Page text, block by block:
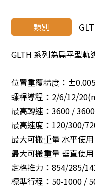
類別
GLTH 系列為扁平型軌
位置重覆精度：
螺桿導程：2/6/12/
最高轉速：3600 /
最高速度：120/300/
最大可搬重量 水平使
最大可搬重量 垂直使
定格推力：854/285/
標準行程：50-1000 /